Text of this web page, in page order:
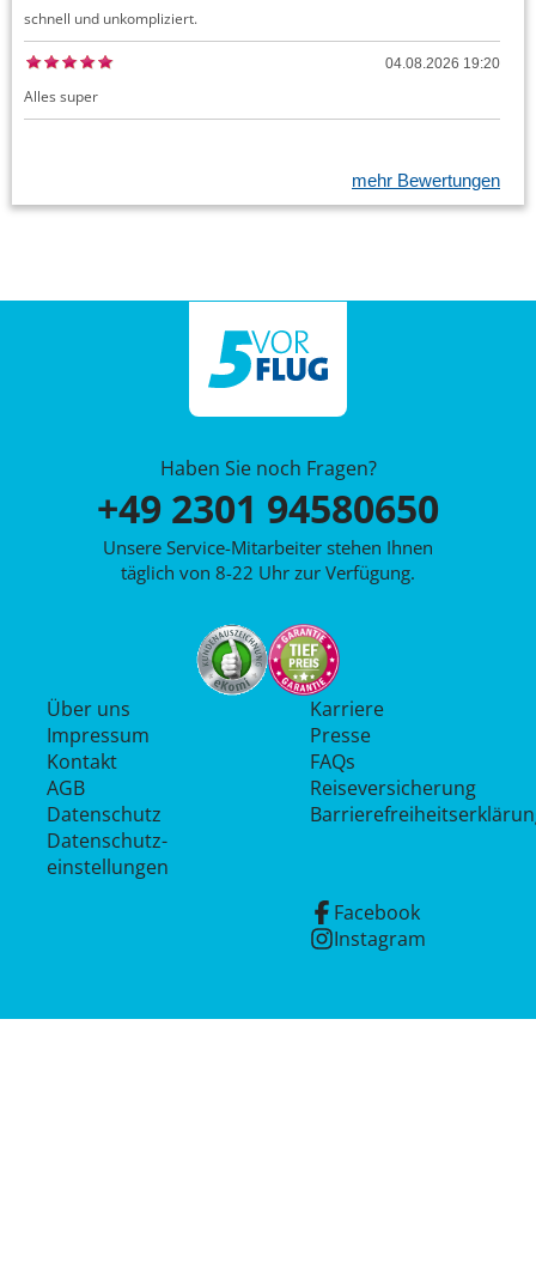
schnell und unkompliziert.
04.08.2026 19:20
Alles super
mehr Bewertungen
Haben Sie noch Fragen?
+49 2301 94580650
Unsere Service-Mitarbeiter stehen Ihnen
täglich von 8-22 Uhr zur Verfügung.
Über uns
Impressum
Kontakt
AGB
Datenschutz
Datenschutz­
einstellungen
Karriere
Presse
FAQs
Reiseversicherung
Facebook
Instagram